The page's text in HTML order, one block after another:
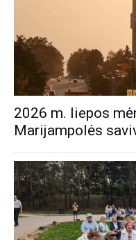
2026 m. liepos
Marijampolės